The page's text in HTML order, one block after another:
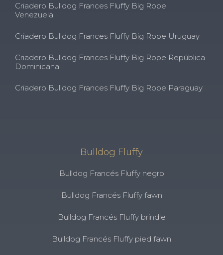
Criadero Bulldog Frances Fluffy Big Rope
Venezuela
Criadero Bulldog Frances Fluffy Big Rope Uruguay
Criadero Bulldog Frances Fluffy Big Rope República
Dominicana
Criadero Bulldog Frances Fluffy Big Rope Paraguay
Bulldog Fluffy
Bulldog Francés Fluffy negro
Bulldog Francés Fluffy fawn
Bulldog Francés Fluffy brindle
Bulldog Francés Fluffy pied fawn